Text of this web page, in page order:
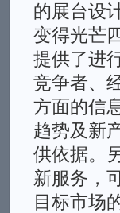
的展台设
变得光芒
提供了进
竞争者、
方面的信
趋势及新
供依据。
新服务，
目标市场